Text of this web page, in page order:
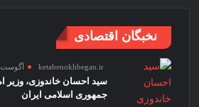
نخبگان اقتصادی
ketabenokhbegan.ir آگوست 17, 2021
سید احسان خاندوزی، وزیر
جمهوری اسلامی ایران